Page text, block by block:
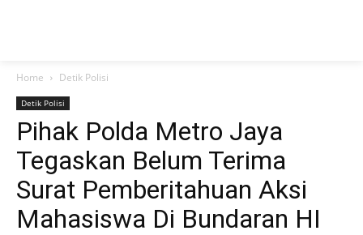
Home Detik Polisi
Detik Polisi
Pihak Polda Metro Jaya
Tegaskan Belum Terima
Surat Pemberitahuan Aksi
Mahasiswa Di Bundaran HI